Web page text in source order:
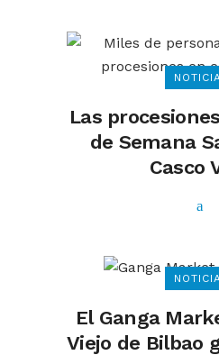
Las
de Semana
Casco
El Ganga
Viejo de Bilbao